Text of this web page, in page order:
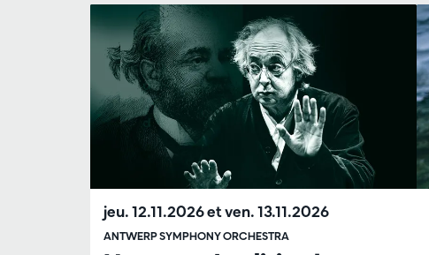
ANTWERP SYMPHONY ORCHESTRA
jeu. 12.11.2026etven. 13.11.2026